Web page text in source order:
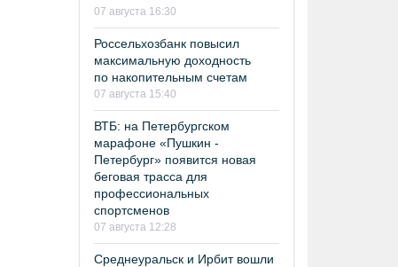
07 августа 16:30
Россельхозбанк повысил
максимальную доходность
по накопительным счетам
07 августа 15:40
ВТБ: на Петербургском
марафоне «Пушкин -
Петербург» появится новая
беговая трасса для
профессиональных
спортсменов
07 августа 12:28
Среднеуральск и Ирбит вошли